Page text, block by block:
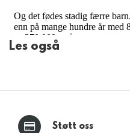
Les også
Støtt oss